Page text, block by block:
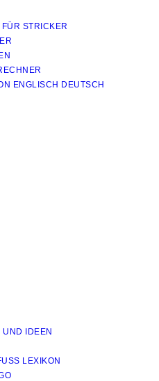
STRICKER
ENGLISCH DEUTSCH
UND IDEEN
LEXIKON